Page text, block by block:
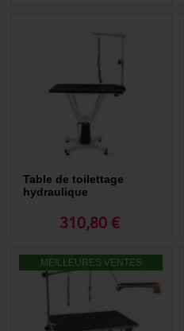
Table de toilettage
hydraulique
310,80 €
MEILLEURES VENTES